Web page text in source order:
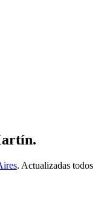
.
. Actualizadas todos